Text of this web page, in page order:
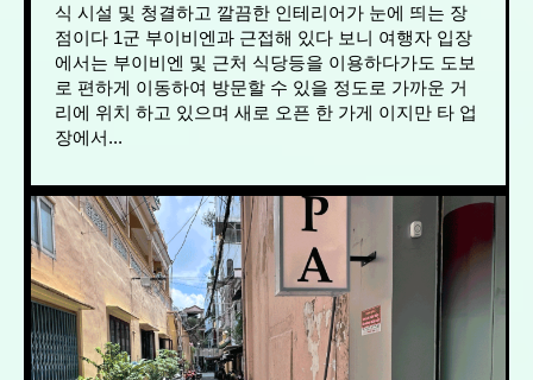
식 시설 및 청결하고 깔끔한 인테리어가 눈에 띄는 장
점이다 1군 부이비엔과 근접해 있다 보니 여행자 입장
에서는 부이비엔 및 근처 식당등을 이용하다가도 도보
로 편하게 이동하여 방문할 수 있을 정도로 가까운 거
리에 위치 하고 있으며 새로 오픈 한 가게 이지만 타 업
장에서...